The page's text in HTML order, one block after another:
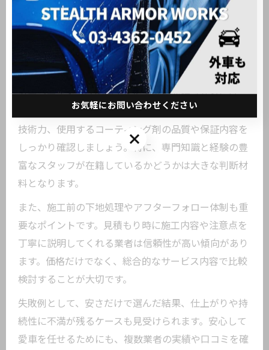
ーティングを選択することが、満足度の高い結果につ
ながります。
おすすめ業者選びと注意したいポイント
カーコーティングの効果を最大限に発揮させるには、
信頼できる施工業者の選定が不可欠です。施工実績や
技術力、使用するコーティング剤の品質や保証内容を
しっかり確認しましょう。特に、専門知識と経験の豊
富なスタッフが在籍しているかどうかは大きな判断材
料となります。
また、施工前の下地処理やアフターフォロー体制も重
要なポイントです。見積もり時に施工内容や注意点を
丁寧に説明してくれる業者は信頼性が高い傾向があり
ます。価格だけでなく、総合的なサービス内容で比較
検討することが大切です。
失敗例として、安さだけで選んだ結果、仕上がりや持
続性に不満が残るケースも見受けられます。安心して
愛車を任せるためにも、複数業者の実績や口コミを確
お気軽にお問い合わせください
お気軽にお問い合わせください